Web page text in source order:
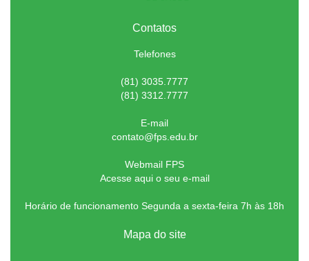
Contatos
Telefones
(81) 3035.7777
(81) 3312.7777
E-mail
contato@fps.edu.br
Webmail FPS
Acesse aqui o seu e-mail
Horário de funcionamento Segunda a sexta-feira 7h às 18h
Mapa do site